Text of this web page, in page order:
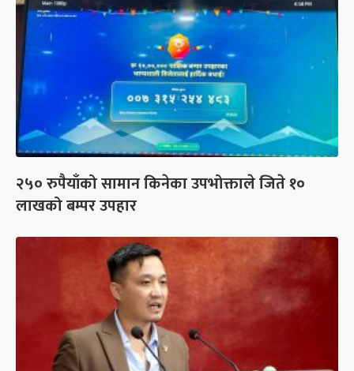
२५० रुपैयाँको सामान किनेका उपभोक्ताले जिते १०
लाखको बम्पर उपहार